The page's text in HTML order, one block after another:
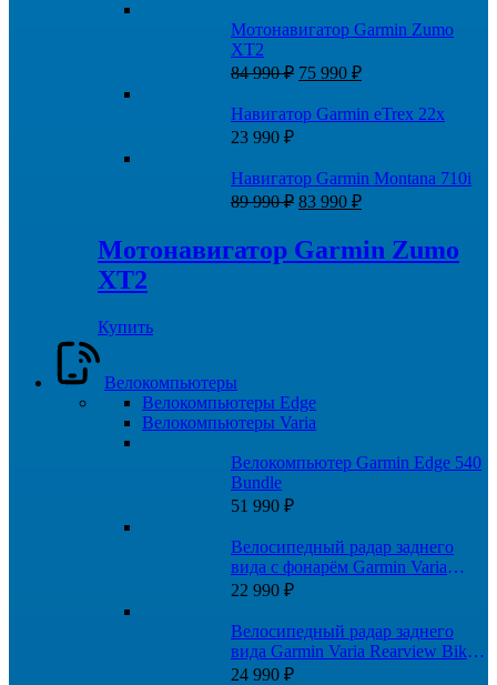
Мотонавигатор Garmin Zumo
XT2
84 990₽ Первоначальная
составляла
84
75 990 ₽Текущая
75
Навигатор Garmin eTrex 22x
23 990 ₽
Навигатор Garmin Montana 710i
89 990₽ Первоначальная
составляла
89
83 990 ₽Текущая
83
990 ₽.
Мотонавигатор Garmin Zumo
XT2
Купить
Велокомпьютеры
Велокомпьютеры Edge
Велокомпьютеры Varia
Велокомпьютер Garmin Edge 540
Bundle
51 990 ₽
Велосипедный радар заднего
вида с фонарём Garmin Varia
RTL515 (A04024)
22 990 ₽
Велосипедный радар заднего
вида Garmin Varia Rearview Bike
Radar RTL500
24 990 ₽